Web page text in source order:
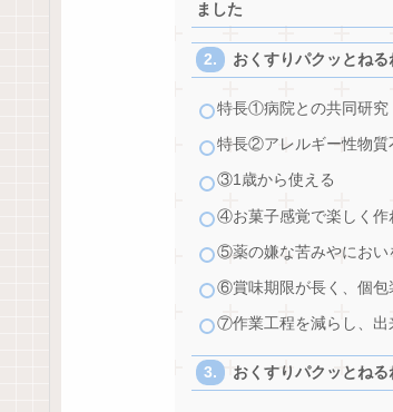
ました
おくすりパクッとね
特長①病院との共同研究
特長②アレルギー性物質
③1歳から使える
④お菓子感覚で楽しく作
⑤薬の嫌な苦みやにおい
⑥賞味期限が長く、個包
⑦作業工程を減らし、出
おくすりパクッとね